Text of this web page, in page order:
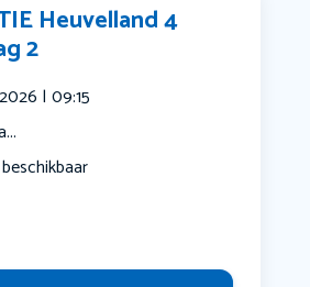
Heuvelland 4
2
| 09:15